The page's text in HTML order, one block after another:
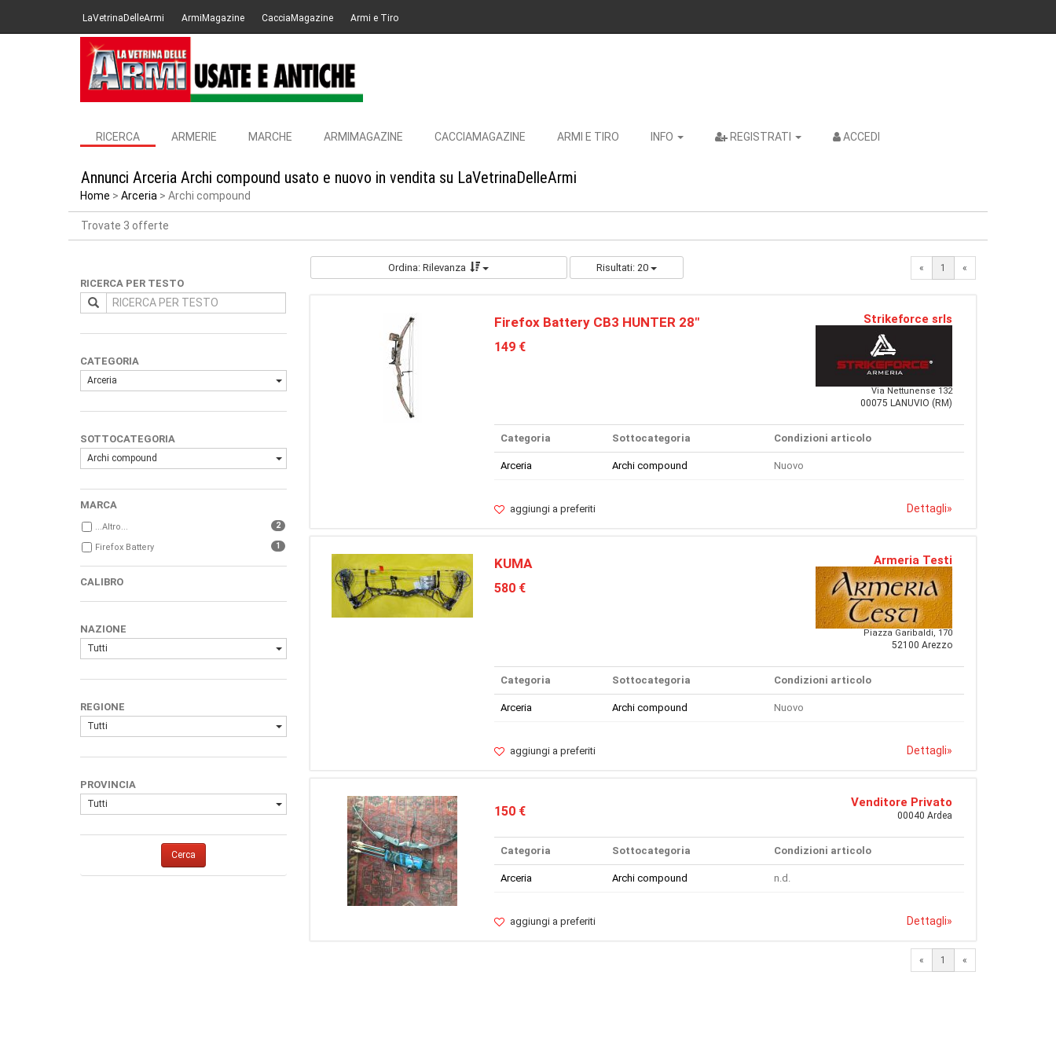
LaVetrinaDelleArmi ArmiMagazine CacciaMagazine Armi e Tiro
RICERCA ARMERIE MARCHE ARMIMAGAZINE CACCIAMAGAZINE ARMI E TIRO INFO REGISTRATI ACCEDI
Annunci Arceria Archi compound usato e nuovo in vendita su LaVetrinaDelleArmi
Home Arceria Archi compound
Trovate 3 offerte
RICERCA PER TESTO
CATEGORIA
Arceria
SOTTOCATEGORIA
Archi compound
MARCA
...Altro... 2
Firefox Battery 1
CALIBRO
NAZIONE
Tutti
REGIONE
Tutti
PROVINCIA
Tutti
Cerca
Ordina: Rilevanza Risultati: 20 « 1 «
Firefox Battery CB3 HUNTER 28"
149 €
Strikeforce srls
Via Nettunense 132
00075 LANUVIO (RM)
Categoria Sottocategoria Condizioni articolo
Arceria Archi compound Nuovo
aggiungi a preferiti Dettagli»
KUMA
580 €
Armeria Testi
Piazza Garibaldi, 170
52100 Arezzo
Categoria Sottocategoria Condizioni articolo
Arceria Archi compound Nuovo
aggiungi a preferiti Dettagli»
150 €
Venditore Privato
00040 Ardea
Categoria Sottocategoria Condizioni articolo
Arceria Archi compound n.d.
aggiungi a preferiti Dettagli»
« 1 «